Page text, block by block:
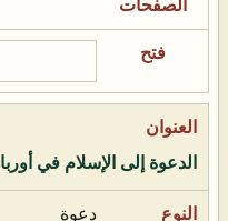
الدعوة إلى الإسلام في أوربا
دعوة